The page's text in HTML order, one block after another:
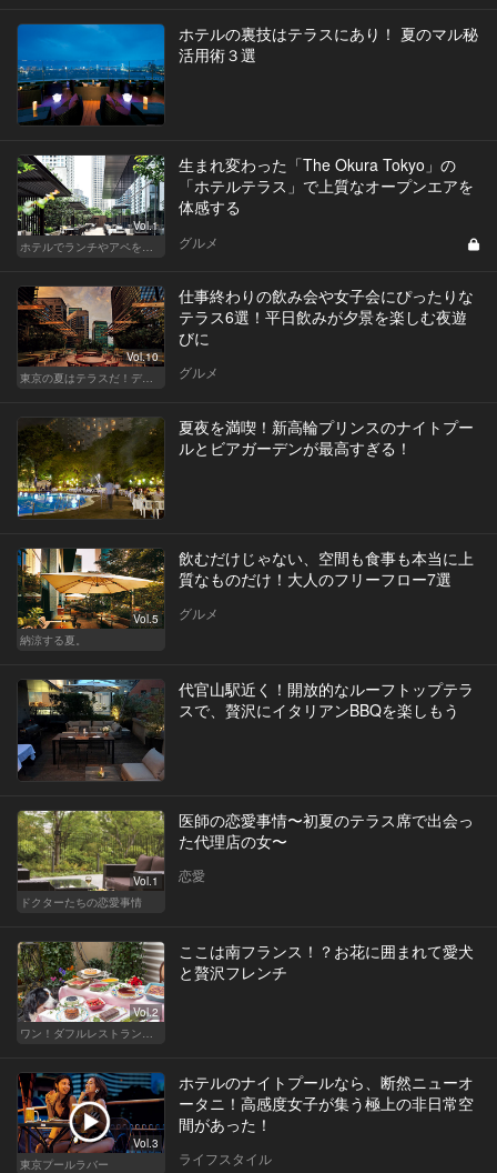
ホテルの裏技はテラスにあり！ 夏のマル秘
活用術３選
Vol.1
ホテルでランチやアペを楽しもう！東京の名店へ
生まれ変わった「The Okura Tokyo」の
「ホテルテラス」で上質なオープンエアを
体感する
グルメ
Vol.10
仕事終わりの飲み会や女子会にぴったりな
テラス6選！平日飲みが夕景を楽しむ夜遊
びに
グルメ
夏夜を満喫！新高輪プリンスのナイトプー
ルとビアガーデンが最高すぎる！
Vol.5
納涼する夏。
飲むだけじゃない、空間も食事も本当に上
質なものだけ！大人のフリーフロー7選
グルメ
代官山駅近く！開放的なルーフトップテラ
スで、贅沢にイタリアンBBQを楽しもう
Vol.1
ドクターたちの恋愛事情
医師の恋愛事情〜初夏のテラス席で出会っ
た代理店の女〜
恋愛
Vol.2
ここは南フランス！？お花に囲まれて愛犬
と贅沢フレンチ
Vol.3
東京プールラバー
ホテルのナイトプールなら、断然ニューオ
ータニ！高感度女子が集う極上の非日常空
間があった！
ライフスタイル